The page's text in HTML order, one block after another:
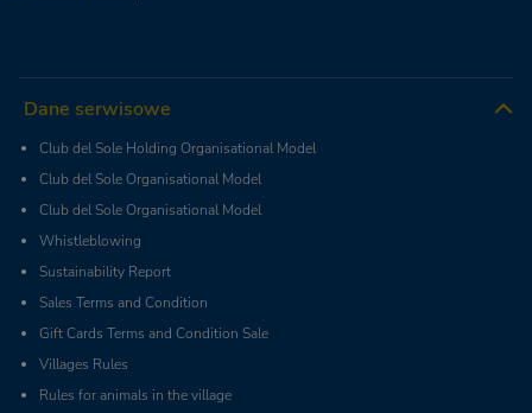
Dane serwisowe
Club del Sole Holding Organisational Model
Club del Sole Organisational Model
Club del Sole Organisational Model
Whistleblowing
Sustainability Report
Sales Terms and Condition
Gift Cards Terms and Condition Sale
Villages Rules
Rules for animals in the village